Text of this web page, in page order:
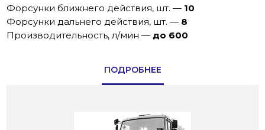
Форсунки ближнего действия, шт. — 10
Форсунки дальнего действия, шт. — 8
Производительнoсть, л/мин — до 600
ПОДРОБНЕЕ